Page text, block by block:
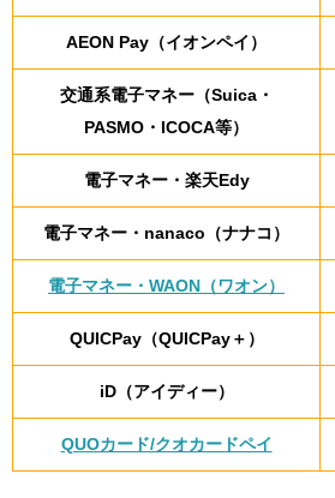
AEON Pay（イオンペイ）
交通系電子マネー（Suica・
PASMO・ICOCA等）
電子マネー・楽天Edy
電子マネー・nanaco（ナナコ）
電子マネー・WAON（ワオン）
QUICPay（QUICPay＋）
iD（アイディー）
QUOカード/クオカードペイ